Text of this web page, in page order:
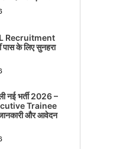
Recruitment
के लिए सुनहरा
नई भर्ती 2026 –
Trainee
और आवेदन